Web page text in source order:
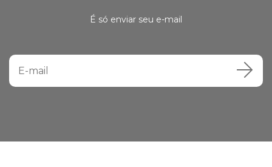
É só enviar seu e-mail